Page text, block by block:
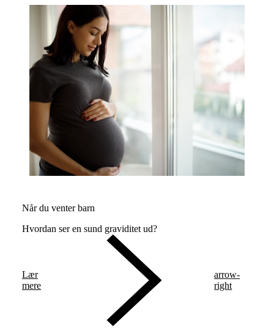
Når du venter barn
Hvordan ser en sund graviditet ud?
Lær
mere
arrow-
right